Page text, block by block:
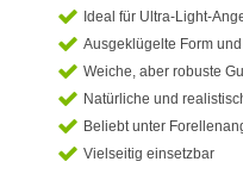
Ideal für Ultra-Light-
Ausgeklügelte Form
Weiche, aber robuste
Natürliche und
Beliebt unter
Vielseitig einsetzbar